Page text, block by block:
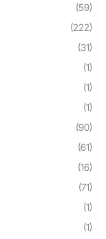
(59)
(222)
(31)
(1)
(1)
(1)
(90)
(61)
(16)
(71)
(1)
(1)